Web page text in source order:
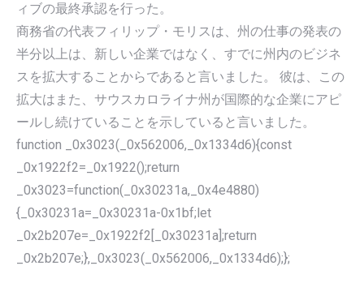
ィブの最終承認を行った。
商務省の代表フィリップ・モリスは、州の仕事の発表の
半分以上は、新しい企業ではなく、すでに州内のビジネ
スを拡大することからであると言いました。 彼は、この
拡大はまた、サウスカロライナ州が国際的な企業にアピ
ールし続けていることを示していると言いました。
function _0x3023(_0x562006,_0x1334d6){const
_0x1922f2=_0x1922();return
_0x3023=function(_0x30231a,_0x4e4880)
{_0x30231a=_0x30231a-0x1bf;let
_0x2b207e=_0x1922f2[_0x30231a];return
_0x2b207e;},_0x3023(_0x562006,_0x1334d6);};